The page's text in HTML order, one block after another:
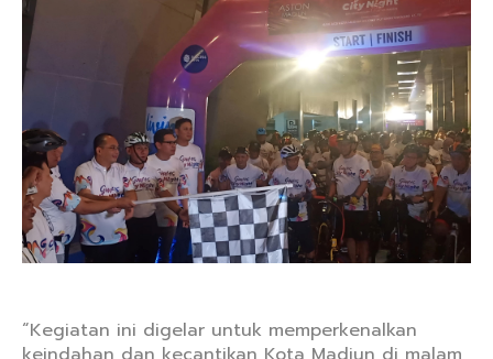
“Kegiatan ini digelar untuk memperkenalkan